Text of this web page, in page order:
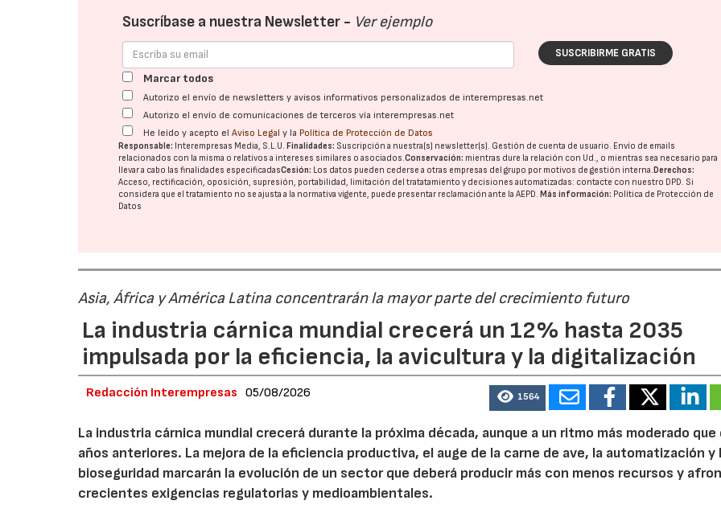
Suscríbase a nuestra Newsletter - Ver ejemplo
SUSCRIBIRME GRATIS
Marcar todos
Autorizo el envío de newsletters y avisos informativos personalizados de interempresas.net
Autorizo el envío de comunicaciones de terceros vía interempresas.net
He leído y acepto elAviso Legal y la Política de Protección de Datos
Responsable: Interempresas Media, S.L.U.Finalidades: Suscripción a nuestra(s) newsletter(s). Gestión de cuenta de usuario. Envío de emails
relacionados con la misma o relativos a intereses similares o asociados.Conservación: mientras dure la relación con Ud., o mientras sea necesario para
llevar a cabo las finalidades especificadasCesión: Los datos pueden cederse a otras empresas del grupo por motivos de gestión interna.Derechos:
Acceso, rectificación, oposición, supresión, portabilidad, limitación del tratatamiento y decisiones automatizadas: contacte con nuestro DPD. Si
considera que el tratamiento no se ajusta a la normativa vigente, puede presentar reclamación ante laAEPD.Más información: Política de Protección de
Datos
Asia, África y América Latina concentrarán la mayor parte del crecimiento futuro
La industria cárnica mundial crecerá un 12% hasta 2035
impulsada por la eficiencia, la avicultura y la digitalización
Redacción Interempresas 05/08/2026 1564
La industria cárnica mundial crecerá durante la próxima década, aunque a un ritmo más moderado que
años anteriores. La mejora de la eficiencia productiva, el auge de la carne de ave, la automatización y
bioseguridad marcarán la evolución de un sector que deberá producir más con menos recursos y
crecientes exigencias regulatorias y medioambientales.